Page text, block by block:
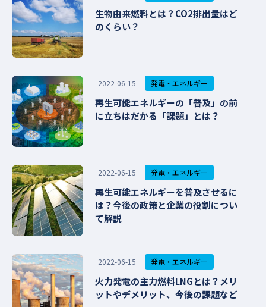
生物由来燃料とは？CO2排出量はど
のくらい？
2022-06-15 発電・エネルギー
再生可能エネルギーの「普及」の前
に立ちはだかる「課題」とは？
2022-06-15 発電・エネルギー
再生可能エネルギーを普及させるに
は？今後の政策と企業の役割につい
て解説
2022-06-15 発電・エネルギー
火力発電の主力燃料LNGとは？メリ
ットやデメリット、今後の課題など